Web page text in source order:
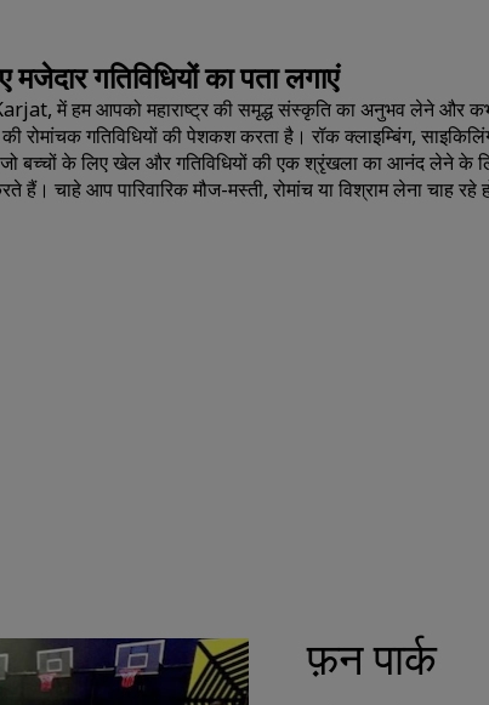
किसी रेस्टोरेंट को खोजें
डिजिटल सेवाएं
Radisson Hotels ऐप
गतिविधियों का पता लगाएं
हम आपको महाराष्ट्र की समृद्ध संस्कृति का अनुभव लेने और कभी
रोमांचक गतिविधियों की पेशकश करता है। रॉक क्लाइम्बिंग,
बच्चों के लिए खेल और गतिविधियों की एक श्रृंखला का आनंद लेने के
चाहे आप पारिवारिक मौज-मस्ती, रोमांच या विश्राम लेना चाह रहे
फ़न पार्क